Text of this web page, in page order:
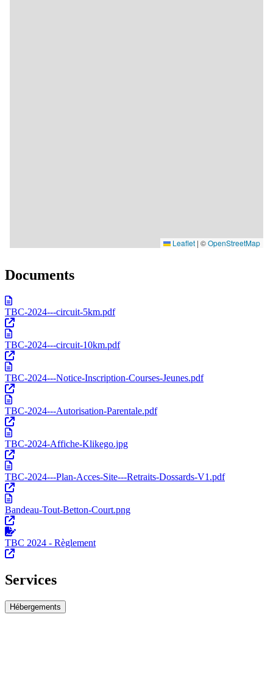
Documents
TBC-2024---circuit-5km.pdf
TBC-2024---circuit-10km.pdf
TBC-2024---Notice-Inscription-Courses-Jeunes.pdf
TBC-2024---Autorisation-Parentale.pdf
TBC-2024-Affiche-Klikego.jpg
TBC-2024---Plan-Acces-Site---Retraits-Dossards-V1.pdf
Bandeau-Tout-Betton-Court.png
TBC 2024 - Règlement
Services
Hébergements